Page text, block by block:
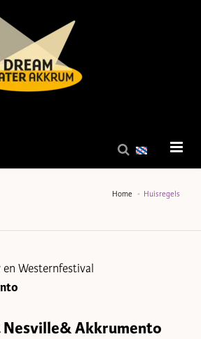
Home Huisregels
Westernfestival
Nesville& Akkrumento